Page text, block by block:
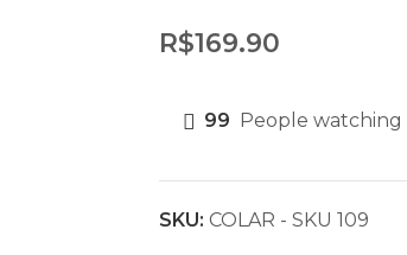
R$169.90
99 People
SKU: COLAR - SKU 109